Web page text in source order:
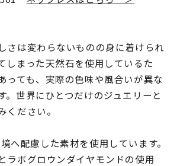
在庫ありのみ すべて表示
さは変わらないものの身に着けられ
しまった天然石を使用しているた
っても、実際の色味や風合いが異な
。世界にひとつだけのジュエリーと
ください。
配慮した素材を使用しています。
ラボグロウンダイヤモンドの使用